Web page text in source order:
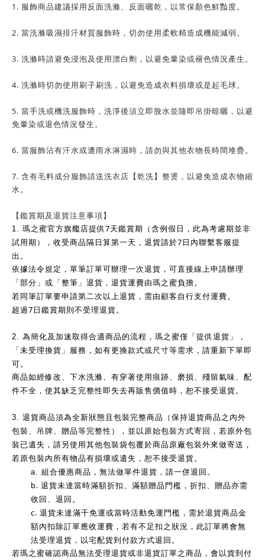
1. 服飾商品建議採用反面洗滌、反面曬乾，以常保顏色鮮豔度。
2. 當洗滌吸濕排汗材質服飾時，切勿使用柔軟精造成機能減弱。
3. 洗滌時請避免浸泡及使用漂白劑，以避免暈染或褪色情況產生。
4. 洗滌時切勿使用刷子刷洗，以避免造成衣料損壞或是起毛球。
5. 當手洗或機洗服飾時，洗淨後須立即脫水並隨即吊掛晾曬，以避
免暈染或退色情況發生。
6. 當服飾沾有汗水或遭雨水淋濕時，請勿與其他衣物長時間堆疊。
7. 含有毛料成分服飾請送洗衣店【乾洗】整燙，以避免造成衣物縮
水。
【鑑賞期及退貨注意事項】
1. 瑪之蜜官方旗艦店提供7天鑑賞期（含例假日，此為考慮期並非
試用期），收受商品隔日算第一天，退貨請於7 日內聯繫客服提
出。
依據法令規定，單筆訂單可辦理一次退貨，可直接線上申請辦理
「部分」或「整筆」退貨，退貨運費由瑪之蜜負擔。
若同筆訂單要申請第二次以上退貨，需由顧客自行支付運費。
超過7 日鑑賞期則不受理退貨。
2. 為簡化及加速取得合適商品的流程，瑪之蜜僅「提供退貨」，
「未受理換貨」服務，如有更換款式或尺寸等需求，請重新下單即
可。
商品如經修改、下水洗滌、有穿著使用痕跡、磨損、殘留氣味、配
件不全，使其缺乏完整性即失去再販售價值時，恕不接受退貨。
3. 退貨商品須為全新狀態且包裝完整商品（保持退貨商品之內外
包裝、吊牌、贈品等完整性），並以原始包裝方式寄回，若原外包
裝已遺失，請另使用其他包裝袋包覆於商品原廠包裝外來做寄送，
若原包裝內所有物品有損壞或遺失，恕不接受退貨。
a. 組合優惠商品，無法做單件退貨，請一併退回。
b. 退貨未達當時滿額折扣、滿額贈品門檻，折扣、贈品亦需
收回、退回。
c. 退貨未達滿千免運或當時活動免運門檻，需於退貨商品金
額內扣除訂單應收運費，若有不足扣之狀況，此訂單將會無
法受理退貨，以宅配貨到付款方式退回。
若瑪之蜜確認商品無法受理退貨或非退貨訂單之商品，會以貨到付